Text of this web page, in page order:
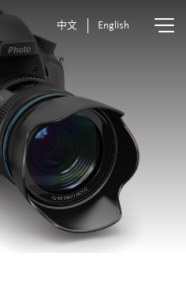
中文 English